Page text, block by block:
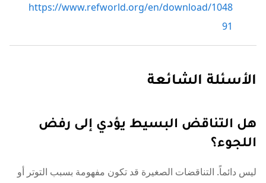
https://www.refworld.org/en/download/1048
91
الأسئلة الشائعة
هل التناقض البسيط يؤدي إلى رفض
اللجوء؟
ليس دائماً. التناقضات الصغيرة قد تكون مفهومة بسبب التوتر أو